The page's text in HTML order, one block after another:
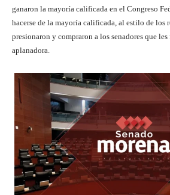
ganaron la mayoría calificada en el Congreso
hacerse de la mayoría calificada, al estilo de los
presionaron y compraron a los senadores que
aplanadora.